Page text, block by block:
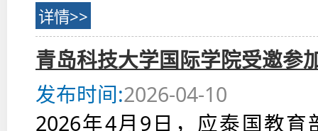
详情>>
青岛科技大学国际学院受邀参
发布时间:2026-04-10
2026年4月9日，应泰国教